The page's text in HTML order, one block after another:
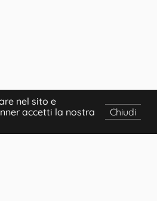
nel sito e
accetti la nostra
Chiudi